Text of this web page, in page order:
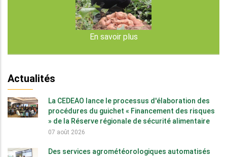
En savoir plus
Actualités
La CEDEAO lance le processus d'élaboration des
procédures du guichet « Financement des risques
» de la Réserve régionale de sécurité alimentaire
07 août 2026
Des services agrométéorologiques automatisés